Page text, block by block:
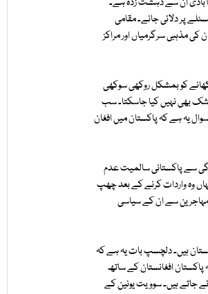
پر دلائی جائے۔ مقامی
مذہبی سرگرمیاں اور مراکز
کو بمشکل روکھی سوکھی
بھی نہیں کیا جاسکتا۔ سب
یہ ہے کہ پاکستان میں افغان
سے پاکستانی سالمیت عدم
وہ واردات کرنے کے بعد چھپ
مہاجرین سے ان کے سیاسی
ہیں۔ دلچسپ بات یہ ہے کہ
افغانستان کے ساتھ
جاتے ہیں۔ سوویت یونین کے